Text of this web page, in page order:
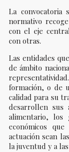
La
normativo
con el eje
con otras.
Las entidades
de ámbito
formación, o de
calidad para su
desarrollen sus
alimentario,
económicos
actuación sean
la juventud y a